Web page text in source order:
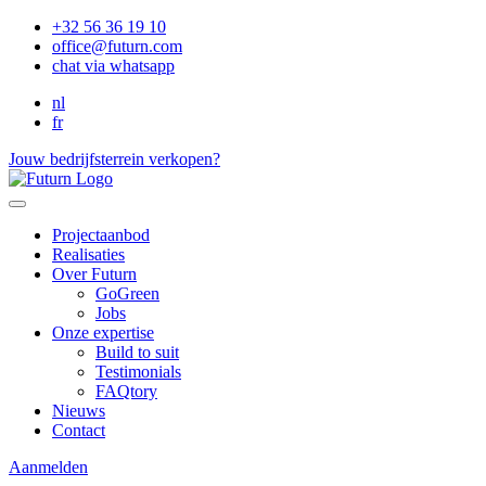
+32 56 36 19 10
office@futurn.com
chat via whatsapp
nl
fr
Jouw bedrijfsterrein verkopen?
Projectaanbod
Realisaties
Over Futurn
GoGreen
Jobs
Onze expertise
Build to suit
Testimonials
FAQtory
Nieuws
Contact
Aanmelden